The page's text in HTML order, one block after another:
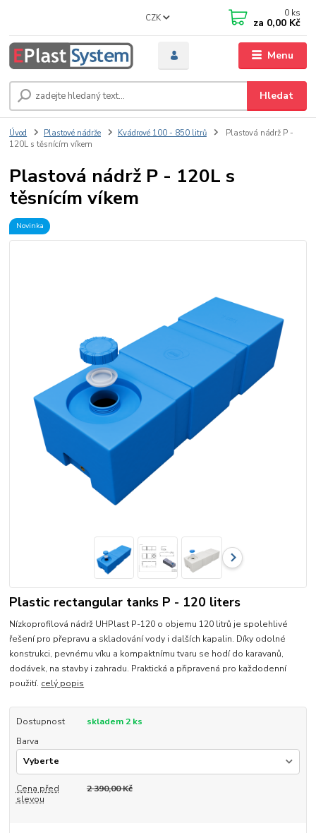
Menu
CZK
Hledat
0 ks
za 0,00 Kč
Úvod Plastové nádrže Kvádrové 100 - 850 litrů
Plastová nádrž P -
120L s těsnícím víkem
Plastová nádrž P - 120L s
těsnícím víkem
Novinka
Plastic rectangular tanks P - 120 liters
Nízkoprofilová nádrž UHPlast P-120 o objemu 120 litrů je spolehlivé
řešení pro přepravu a skladování vody i dalších kapalin. Díky odolné
konstrukci, pevnému víku a kompaktnímu tvaru se hodí do karavanů,
dodávek, na stavby i zahradu. Praktická a připravená pro každodenní
použití. celý popis
Dostupnost
skladem 2 ks
Barva
Cena před
slevou
2 390,00 Kč